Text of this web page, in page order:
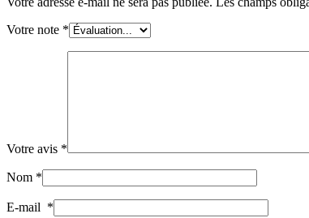
Votre note *
Votre avis *
Nom *
E-mail *